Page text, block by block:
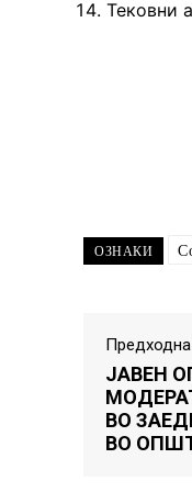
Тековни
ОЗНАКИ
Предходна
ЈАВЕН
ВО
ВО